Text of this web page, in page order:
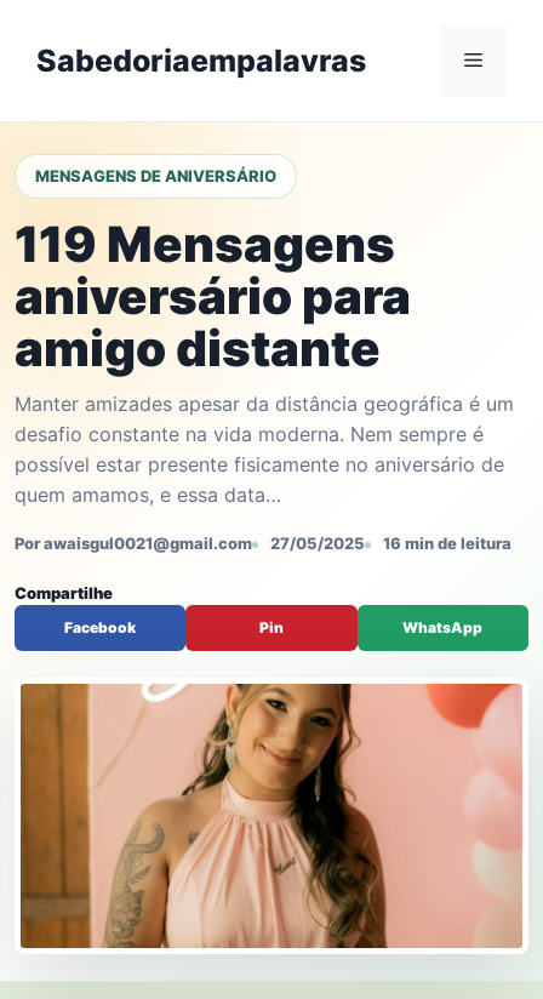
contentSabedoriaempalavras Menu
MENSAGENS DE ANIVERSÁRIO
119 Mensagens
aniversário para
amigo distante
Manter amizades apesar da distância geográfica é um
desafio constante na vida moderna. Nem sempre é
possível estar presente fisicamente no aniversário de
quem amamos, e essa data…
Por awaisgul0021@gmail.com 27/05/2025 16 min de leitura
Compartilhe
Facebook Pin WhatsApp